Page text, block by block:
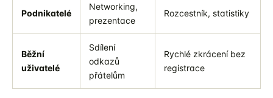
Podnikatelé
Networking,
prezentace
Rozcestník, statistiky
Běžní
uživatelé
Sdílení
odkazů
přátelům
Rychlé zkrácení bez
registrace